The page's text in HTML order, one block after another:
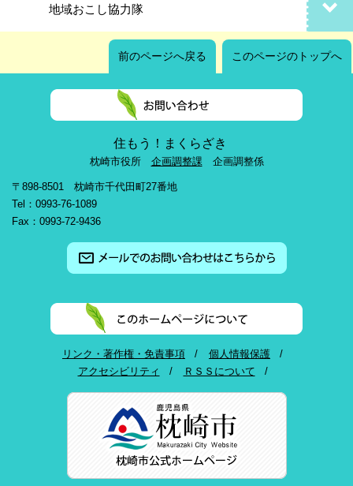
地域おこし協力隊
前のページへ戻る このページのトップへ
住もう！まくらざき
枕崎市役所 企画調整課企画調整係
〒898-8501 枕崎市千代田町27番地
Tel：0993-76-1089
Fax：0993-72-9436
リンク・著作権・免責事項
個人情報保護
アクセシビリティ
ＲＳＳについて